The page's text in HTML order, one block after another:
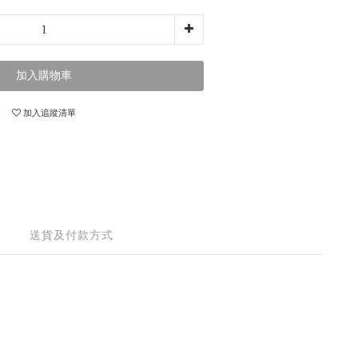
加入購物車
加入追蹤清單
送貨及付款方式